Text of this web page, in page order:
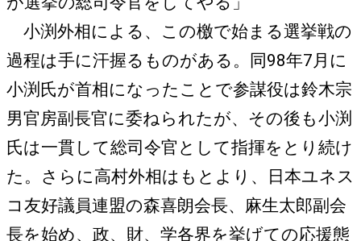
小渕外相による、この檄で始まる選挙戦の
過程は手に汗握るものがある。同98年7月に
小渕氏が首相になったことで参謀役は鈴木宗
男官房副長官に委ねられたが、その後も小渕
氏は一貫して総司令官として指揮をとり続け
た。さらに高村外相はもとより、日本ユネス
コ友好議員連盟の森喜朗会長、麻生太郎副会
長を始め、政、財、学各界を挙げての応援態